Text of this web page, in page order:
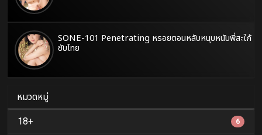
SONE-101 Penetrating หรอยตอนหลับหนุบหนับพี่สะใภ้
ซับไทย
หมวดหมู่
18+ 6